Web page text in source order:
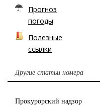
Прогноз
погоды
Полезные
ссылки
Другие статьи номера
Прокурорский надзор